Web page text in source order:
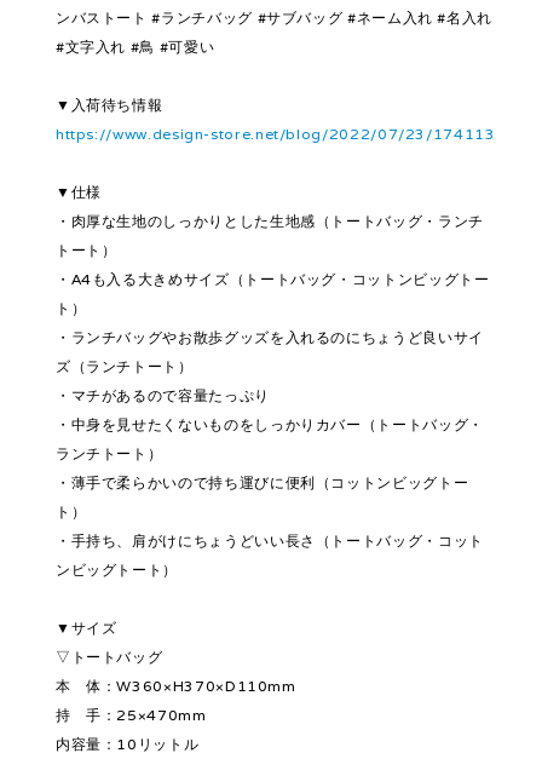
ンバストート #ランチバッグ #サブバッグ #ネーム入れ #名入れ
#文字入れ #鳥 #可愛い
▼入荷待ち情報
https://www.design-store.net/blog/2022/07/23/174113
▼仕様
・肉厚な生地のしっかりとした生地感（トートバッグ・ランチ
トート）
・A4も入る大きめサイズ（トートバッグ・コットンビッグトー
ト）
・ランチバッグやお散歩グッズを入れるのにちょうど良いサイ
ズ（ランチトート）
・マチがあるので容量たっぷり
・中身を見せたくないものをしっかりカバー（トートバッグ・
ランチトート）
・薄手で柔らかいので持ち運びに便利（コットンビッグトー
ト）
・手持ち、肩がけにちょうどいい長さ（トートバッグ・コット
ンビッグトート）
▼サイズ
▽トートバッグ
本 体：W360×H370×D110mm
持 手：25×470mm
内容量：10リットル